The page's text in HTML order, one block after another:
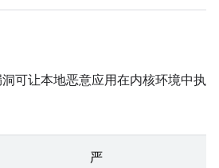
可让本地恶意应用在内核环境中执
严